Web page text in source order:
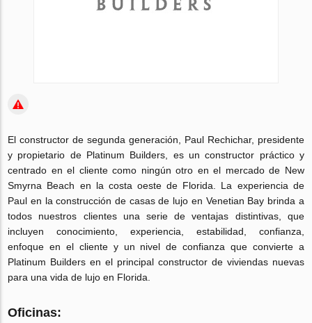
El constructor de segunda generación, Paul Rechichar, presidente
y propietario de Platinum Builders, es un constructor práctico y
centrado en el cliente como ningún otro en el mercado de New
Smyrna Beach en la costa oeste de Florida. La experiencia de
Paul en la construcción de casas de lujo en Venetian Bay brinda a
todos nuestros clientes una serie de ventajas distintivas, que
incluyen conocimiento, experiencia, estabilidad, confianza,
enfoque en el cliente y un nivel de confianza que convierte a
Platinum Builders en el principal constructor de viviendas nuevas
para una vida de lujo en Florida.
Oficinas: